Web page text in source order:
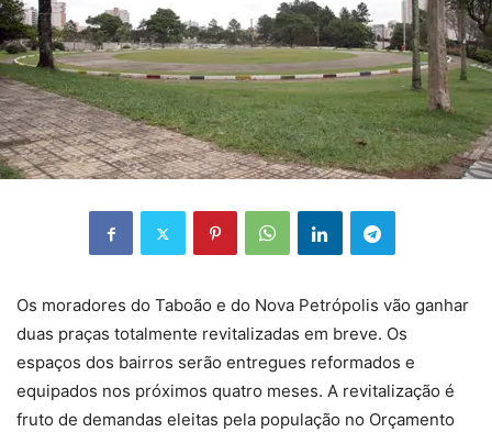
Os moradores do Taboão e do Nova Petrópolis vão ganhar
duas praças totalmente revitalizadas em breve. Os
espaços dos bairros serão entregues reformados e
equipados nos próximos quatro meses. A revitalização é
fruto de demandas eleitas pela população no Orçamento